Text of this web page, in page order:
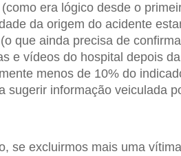
era lógico desde o
da origem do acidente
que ainda precisa de
e vídeos do hospital depois
menos de 10% do
sugerir informação veiculada
se excluirmos mais uma